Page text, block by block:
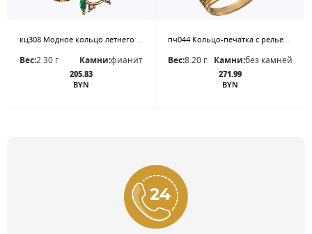
кц308 Модное кольцо летнего сезона с фианитами.
Вес:2.30 г Камни:фианит
205.83
BYN
пч044 Кольцо-печатка с рельефом
Вес:8.20 г Камни:без камней
271.99
BYN